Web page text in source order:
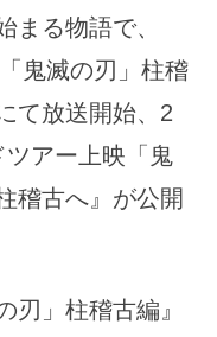
まる物語で、
鬼滅の刃」柱稽
て放送開始、2
ツアー上映「鬼
稽古へ』が公開
刃」柱稽古編』